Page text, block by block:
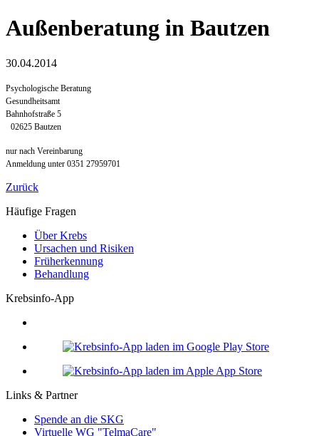
Außenberatung in Bautzen
30.04.2014
Psychologische Beratung
Gesundheitsamt
Bahnhofstraße 5
02625 Bautzen
nur nach Vereinbarung
Anmeldung unter 0351 27959701
Zurück
Häufige Fragen
Über Krebs
Ursachen und Risiken
Früherkennung
Behandlung
Krebsinfo-App
Links & Partner
Spende an die SKG
Virtuelle WG "TelmaCare"